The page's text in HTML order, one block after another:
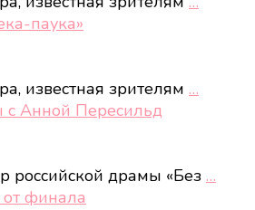
паука»
известная зрителям …
с Анной Пересильд
российской драмы «Без …
финала